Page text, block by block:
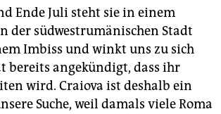
Ende Juli steht sie in einem
der südwestrumänischen Stadt
Imbiss und winkt uns zu sich
bereits angekündigt, dass ihr
wird. Craiova ist deshalb ein
Suche, weil damals viele Roma